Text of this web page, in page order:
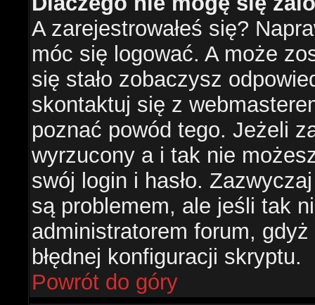
A zarejestrowałeś się?
móc się logować. A może
się stało zobaczysz
skontaktuj się z
poznać powód tego. Jeżeli
wyrzucony a i tak nie
swój login i hasło.
są problemem, ale jeśli tak
administratorem forum,
błędnej konfiguracji skryptu.
Powrót do góry